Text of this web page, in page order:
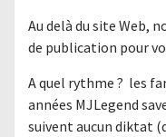
Au delà du site Web,
de publication pour
A quel rythme ? les
années MJLegend
suivent aucun diktat